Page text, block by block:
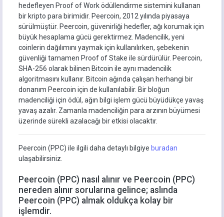
hedefleyen Proof of Work ödüllendirme sistemini kullanan
bir kripto para birimidir. Peercoin, 2012 yılında piyasaya
sürülmüştür. Peercoin, güvenirliği hedefler, ağı korumak için
büyük hesaplama gücü gerektirmez. Madencilik, yeni
coinlerin dağılımını yaymak için kullanılırken, şebekenin
güvenliği tamamen Proof of Stake ile sürdürülür. Peercoin,
SHA-256 olarak bilinen Bitcoin ile aynı madencilik
algoritmasını kullanır. Bitcoin ağında çalışan herhangi bir
donanım Peercoin için de kullanılabilir. Bir bloğun
madenciliği için ödül, ağın bilgi işlem gücü büyüdükçe yavaş
yavaş azalır. Zamanla madenciliğin para arzının büyümesi
üzerinde sürekli azalacağı bir etkisi olacaktır.
Peercoin (PPC) ile ilgili daha detaylı bilgiye buradan
ulaşabilirsiniz.
Peercoin (PPC) nasıl alınır ve Peercoin (PPC)
nereden alınır sorularına gelince; aslında
Peercoin (PPC) almak oldukça kolay bir
işlemdir.